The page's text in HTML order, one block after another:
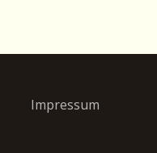
Impressum